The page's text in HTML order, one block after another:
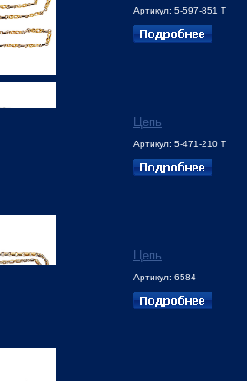
Артикул: 5-597-851 Т
Цепь
Артикул: 5-471-210 Т
Цепь
Артикул: 6584